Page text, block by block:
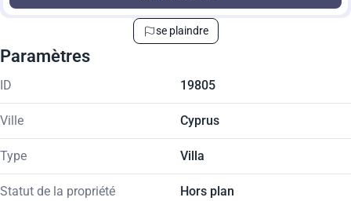
se plaindre
Paramètres
ID 19805
Ville Cyprus
Type Villa
Statut de la propriété Hors plan